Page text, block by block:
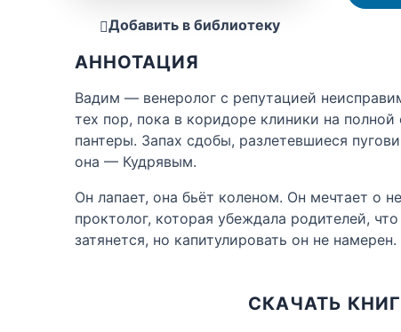
Добавить в библиотеку
АННОТАЦИЯ
Вадим — венеролог с репутацией
тех пор, пока в коридоре клиники на
пантеры. Запах сдобы, разлетевшиеся
она — Кудрявым.
Он лапает, она бьёт коленом. Он мечтает о
проктолог, которая убеждала родителей,
затянется, но капитулировать он не
СКАЧАТЬ